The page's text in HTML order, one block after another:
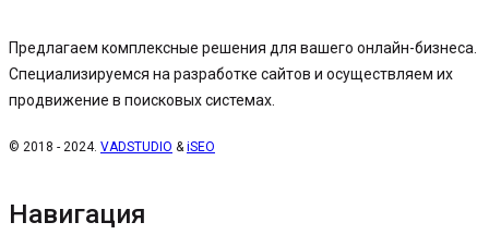
Предлагаем комплексные решения для вашего онлайн-бизнеса.
Специализируемся на разработке сайтов и осуществляем их
продвижение в поисковых системах.
© 2018 - 2024. VADSTUDIO &iSEO
Навигация